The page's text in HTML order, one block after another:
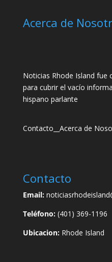
Acerca de
Noticias Rhode Island fue
para cubrir el vacío
hispano parlante
Contacto Acerca de
Contacto
Email:
Teléfono:(401) 369-1196
Ubicacion:Rhode Island